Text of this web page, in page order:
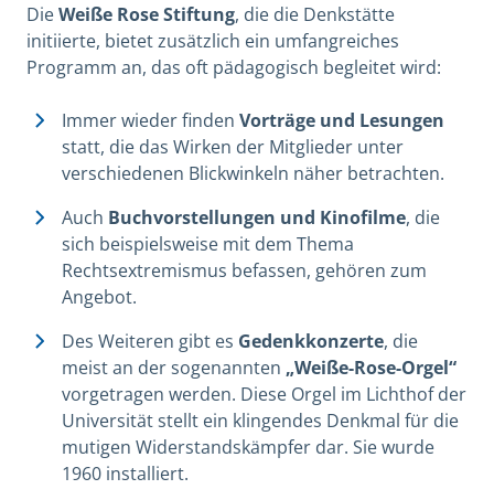
DieWeiße Rose Stiftung, die die Denkstätte
initiierte, bietet zusätzlich ein umfangreiches
Programm an, das oft pädagogisch begleitet wird:
Immer wieder finden Vorträge und Lesungen
statt, die das Wirken der Mitglieder unter
verschiedenen Blickwinkeln näher betrachten.
Auch Buchvorstellungen und Kinofilme, die
sich beispielsweise mit dem Thema
Rechtsextremismus befassen, gehören zum
Angebot.
Des Weiteren gibt es Gedenkkonzerte, die
meist an der sogenannten „Weiße-Rose-Orgel“
vorgetragen werden. Diese Orgel im Lichthof der
Universität stellt ein klingendes Denkmal für die
mutigen Widerstandskämpfer dar. Sie wurde
1960 installiert.